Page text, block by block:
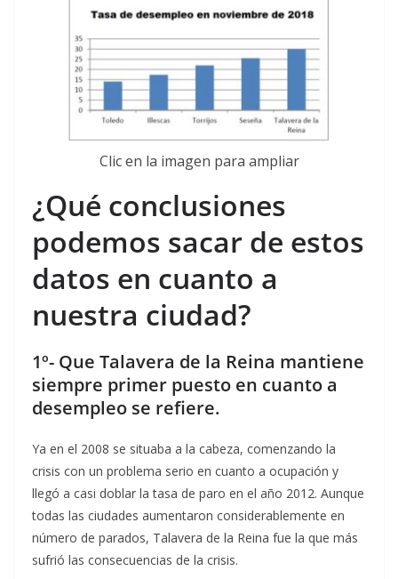
Clic en la imagen para ampliar
¿Qué conclusiones
podemos sacar de estos
datos en cuanto a
nuestra ciudad?
1º- Que Talavera de la Reina mantiene
siempre primer puesto en cuanto a
desempleo se refiere.
Ya en el 2008 se situaba a la cabeza, comenzando la
crisis con un problema serio en cuanto a ocupación y
llegó a casi doblar la tasa de paro en el año 2012. Aunque
todas las ciudades aumentaron considerablemente en
número de parados, Talavera de la Reina fue la que más
sufrió las consecuencias de la crisis.